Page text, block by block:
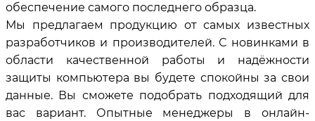
обеспечение самого последнего образца.
Мы предлагаем продукцию от самых известных
разработчиков и производителей. С новинками в
области качественной работы и надёжности
защиты компьютера вы будете спокойны за свои
данные. Вы сможете подобрать подходящий для
вас вариант. Опытные менеджеры в онлайн-